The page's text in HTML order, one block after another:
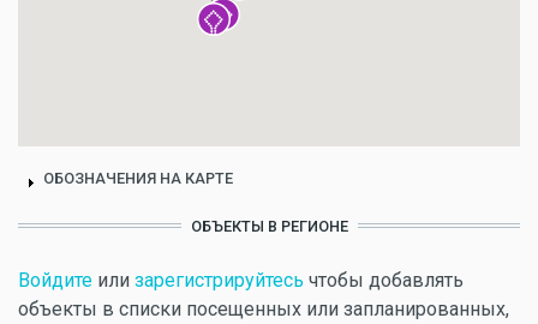
ОБОЗНАЧЕНИЯ НА КАРТЕ
ОБЪЕКТЫ В РЕГИОНЕ
Войдите или зарегистрируйтесь чтобы добавлять
объекты в списки посещенных или запланированных,